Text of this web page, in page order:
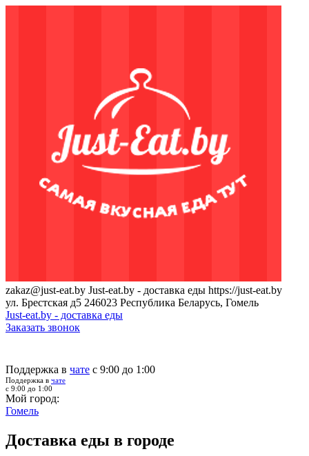
zakaz@just-eat.by Just-eat.by - доставка еды https://just-eat.by
ул. Брестская д5 246023 Республика Беларусь, Гомель
Just-eat.by - доставка еды
Заказать звонок
Поддержка в чате с 9:00 до 1:00
Поддержка в чате
с 9:00 до 1:00
Мой город:
Гомель
Доставка еды в городе